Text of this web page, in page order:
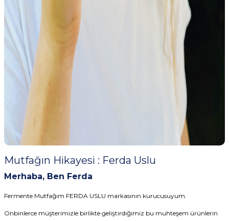
Mutfağın Hikayesi : Ferda Uslu
Merhaba, Ben Ferda
Fermente Mutfağım FERDA USLU markasının kurucusuyum.
Onbinlerce müşterimizle birlikte geliştirdiğimiz bu muhteşem ürünlerin